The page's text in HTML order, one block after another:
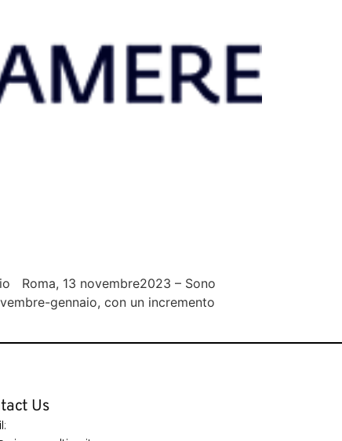
Roma, 13 novembre2023 – Sono
gennaio, con un incremento
Us